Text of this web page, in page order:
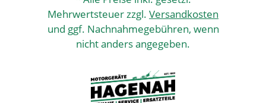
Mehrwertsteuer zzgl. Versandkosten
und ggf. Nachnahmegebühren, wenn
nicht anders angegeben.